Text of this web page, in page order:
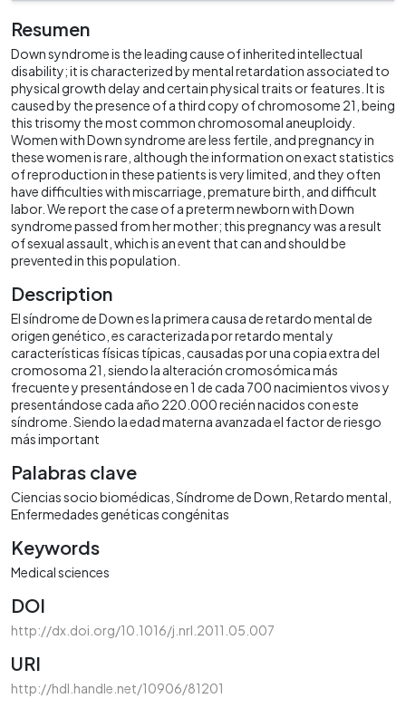
Resumen
Down syndrome is the leading cause of inherited intellectual
disability; it is characterized by mental retardation associated to
physical growth delay and certain physical traits or features. It is
caused by the presence of a third copy of chromosome 21, being
this trisomy the most common chromosomal aneuploidy.
Women with Down syndrome are less fertile, and pregnancy in
these women is rare, although the information on exact statistics
of reproduction in these patients is very limited, and they often
have difficulties with miscarriage, premature birth, and difficult
labor. We report the case of a preterm newborn with Down
syndrome passed from her mother; this pregnancy was a result
of sexual assault, which is an event that can and should be
prevented in this population.
Description
El síndrome de Down es la primera causa de retardo mental de
origen genético, es caracterizada por retardo mental y
características físicas típicas, causadas por una copia extra del
cromosoma 21, siendo la alteración cromosómica más
frecuente y presentándose en 1 de cada 700 nacimientos vivos y
presentándose cada año 220.000 recién nacidos con este
síndrome. Siendo la edad materna avanzada el factor de riesgo
más important
Palabras clave
Ciencias socio biomédicas Síndrome de Down Retardo mental
Enfermedades genéticas congénitas
Keywords
Medical sciences
DOI
http://dx.doi.org/10.1016/j.nrl.2011.05.007
URI
http://hdl.handle.net/10906/81201